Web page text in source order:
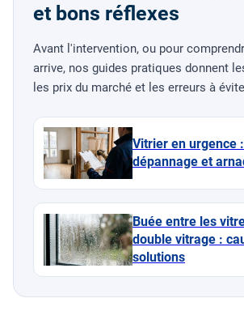
et bons réflexes
Avant l'intervention, ou pour
arrive, nos guides pratiques donnent
les prix du marché et les erreurs à
Vitrier en urgence
dépannage et
Buée entre les
double vitrage :
solutions